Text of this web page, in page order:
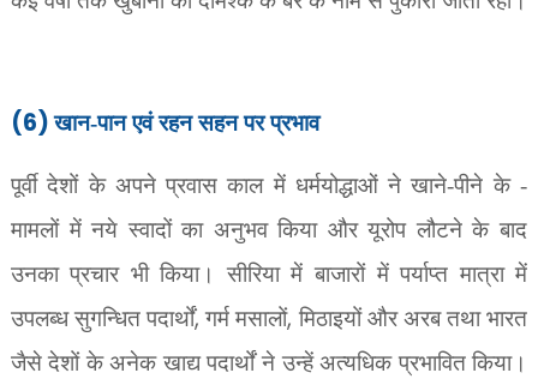
(6)खान-पान एवं रहन सहन पर प्रभाव
पूर्वी देशों के अपने प्रवास काल में धर्मयोद्धाओं ने खाने-पीने के -
मामलों में नये स्वादों का अनुभव किया और यूरोप लौटने के बाद
उनका प्रचार भी किया। सीरिया में बाजारों में पर्याप्त मात्रा में
उपलब्ध सुगन्धित पदार्थों,गर्म मसालों, मिठाइयों और अरब तथा भारत
जैसे देशों के अनेक खाद्य पदार्थों ने उन्हें अत्यधिक प्रभावित किया।